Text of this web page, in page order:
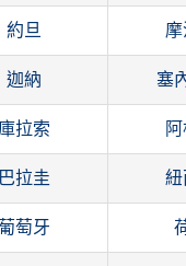
約旦
迦納 塞
庫拉索
巴拉圭 紐
萄牙